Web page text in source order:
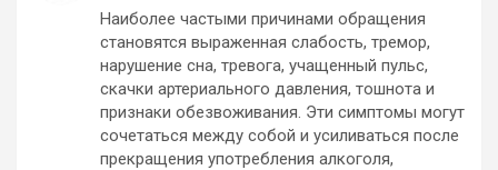
Наиболее частыми причинами обращения
становятся выраженная слабость, тремор,
нарушение сна, тревога, учащенный пульс,
скачки артериального давления, тошнота и
признаки обезвоживания. Эти симптомы могут
сочетаться между собой и усиливаться после
прекращения употребления алкоголя,